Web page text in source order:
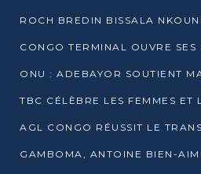
ONU : ADEBAYOR SOUTIENT